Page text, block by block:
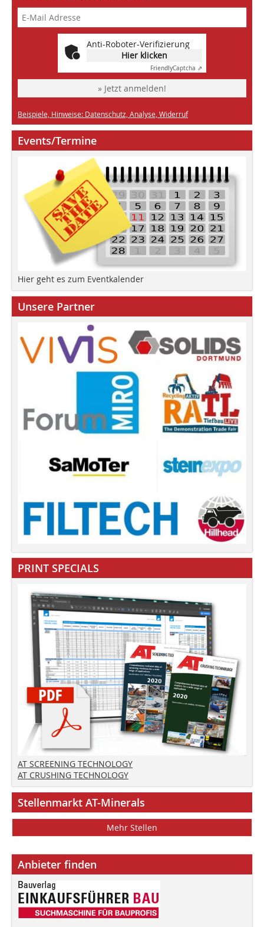
Anti-Roboter-Verifizierung
Hier klicken
FriendlyCaptcha ⇗
» Jetzt anmelden!
Beispiele, Hinweise: Datenschutz, Analyse, Widerruf
Events/Termine
Hier geht es zum Eventkalender
Unsere Partner
PRINT SPECIALS
AT SCREENING TECHNOLOGY
AT CRUSHING TECHNOLOGY
Stellenmarkt AT-Minerals
Mehr Stellen
Anbieter finden